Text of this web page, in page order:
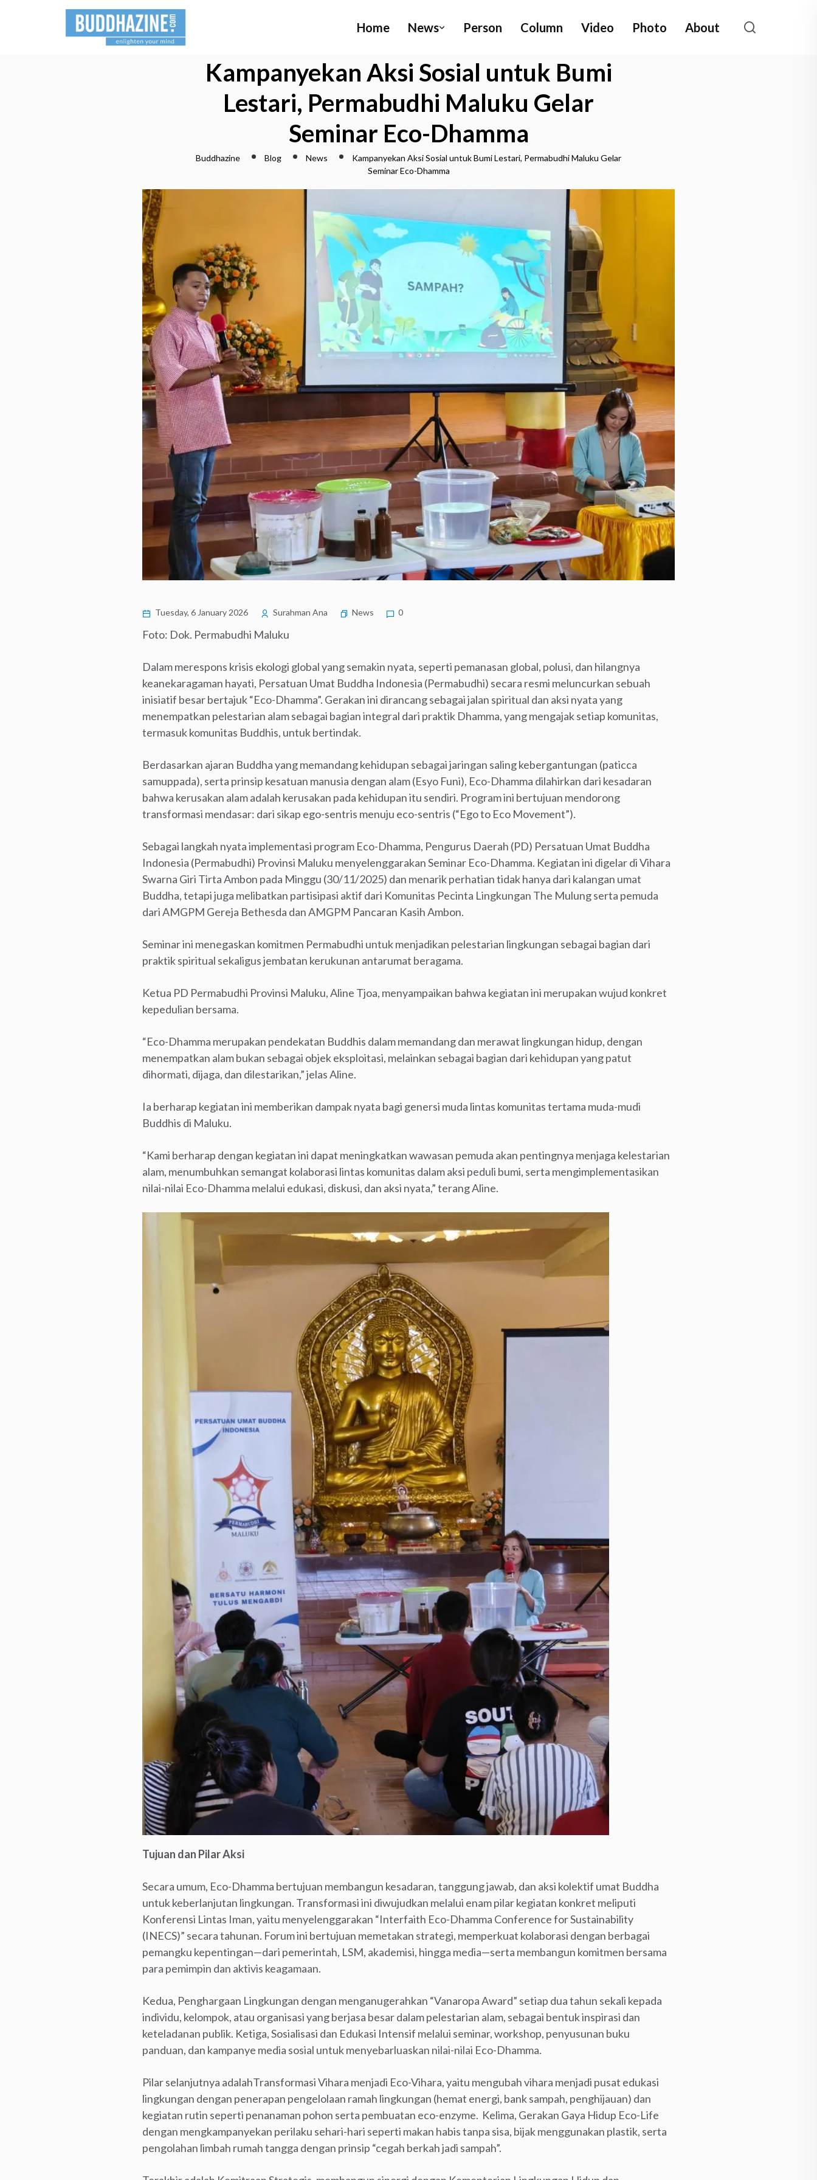
Home News Person Column Video Photo About
Kampanyekan Aksi Sosial untuk Bumi
Lestari, Permabudhi Maluku Gelar
Seminar Eco-Dhamma
Buddhazine Blog News
Kampanyekan Aksi Sosial untuk Bumi Lestari, Permabudhi Maluku Gelar
Seminar Eco-Dhamma
Tuesday, 6 January 2026 Surahman Ana News 0
Foto: Dok. Permabudhi Maluku
Dalam merespons krisis ekologi global yang semakin nyata, seperti pemanasan global, polusi, dan hilangnya
keanekaragaman hayati, Persatuan Umat Buddha Indonesia (Permabudhi) secara resmi meluncurkan sebuah
inisiatif besar bertajuk “Eco-Dhamma”. Gerakan ini dirancang sebagai jalan spiritual dan aksi nyata yang
menempatkan pelestarian alam sebagai bagian integral dari praktik Dhamma, yang mengajak setiap komunitas,
termasuk komunitas Buddhis, untuk bertindak.
Berdasarkan ajaran Buddha yang memandang kehidupan sebagai jaringan saling kebergantungan (paticca
samuppada), serta prinsip kesatuan manusia dengan alam (Esyo Funi), Eco-Dhamma dilahirkan dari kesadaran
bahwa kerusakan alam adalah kerusakan pada kehidupan itu sendiri. Program ini bertujuan mendorong
transformasi mendasar: dari sikap ego-sentris menuju eco-sentris (“Ego to Eco Movement”).
Sebagai langkah nyata implementasi program Eco-Dhamma, Pengurus Daerah (PD) Persatuan Umat Buddha
Indonesia (Permabudhi) Provinsi Maluku menyelenggarakan Seminar Eco-Dhamma. Kegiatan ini digelar di Vihara
Swarna Giri Tirta Ambon pada Minggu (30/11/2025) dan menarik perhatian tidak hanya dari kalangan umat
Buddha, tetapi juga melibatkan partisipasi aktif dari Komunitas Pecinta Lingkungan The Mulung serta pemuda
dari AMGPM Gereja Bethesda dan AMGPM Pancaran Kasih Ambon.
Seminar ini menegaskan komitmen Permabudhi untuk menjadikan pelestarian lingkungan sebagai bagian dari
praktik spiritual sekaligus jembatan kerukunan antarumat beragama.
Ketua PD Permabudhi Provinsi Maluku, Aline Tjoa, menyampaikan bahwa kegiatan ini merupakan wujud konkret
kepedulian bersama.
“Eco-Dhamma merupakan pendekatan Buddhis dalam memandang dan merawat lingkungan hidup, dengan
menempatkan alam bukan sebagai objek eksploitasi, melainkan sebagai bagian dari kehidupan yang patut
dihormati, dijaga, dan dilestarikan,” jelas Aline.
Ia berharap kegiatan ini memberikan dampak nyata bagi genersi muda lintas komunitas tertama muda-mudi
Buddhis di Maluku.
“Kami berharap dengan kegiatan ini dapat meningkatkan wawasan pemuda akan pentingnya menjaga kelestarian
alam, menumbuhkan semangat kolaborasi lintas komunitas dalam aksi peduli bumi, serta mengimplementasikan
nilai-nilai Eco-Dhamma melalui edukasi, diskusi, dan aksi nyata,” terang Aline.
Tujuan dan Pilar Aksi
Secara umum, Eco-Dhamma bertujuan membangun kesadaran, tanggung jawab, dan aksi kolektif umat Buddha
untuk keberlanjutan lingkungan. Transformasi ini diwujudkan melalui enam pilar kegiatan konkret meliputi
Konferensi Lintas Iman, yaitu menyelenggarakan “Interfaith Eco-Dhamma Conference for Sustainability
(INECS)” secara tahunan. Forum ini bertujuan memetakan strategi, memperkuat kolaborasi dengan berbagai
pemangku kepentingan—dari pemerintah, LSM, akademisi, hingga media—serta membangun komitmen bersama
para pemimpin dan aktivis keagamaan.
Kedua, Penghargaan Lingkungan dengan menganugerahkan “Vanaropa Award” setiap dua tahun sekali kepada
individu, kelompok, atau organisasi yang berjasa besar dalam pelestarian alam, sebagai bentuk inspirasi dan
keteladanan publik. Ketiga, Sosialisasi dan Edukasi Intensif melalui seminar, workshop, penyusunan buku
panduan, dan kampanye media sosial untuk menyebarluaskan nilai-nilai Eco-Dhamma.
Pilar selanjutnya adalahTransformasi Vihara menjadi Eco-Vihara, yaitu mengubah vihara menjadi pusat edukasi
lingkungan dengan penerapan pengelolaan ramah lingkungan (hemat energi, bank sampah, penghijauan) dan
kegiatan rutin seperti penanaman pohon serta pembuatan eco-enzyme. Kelima, Gerakan Gaya Hidup Eco-Life
dengan mengkampanyekan perilaku sehari-hari seperti makan habis tanpa sisa, bijak menggunakan plastik, serta
pengolahan limbah rumah tangga dengan prinsip “cegah berkah jadi sampah”.